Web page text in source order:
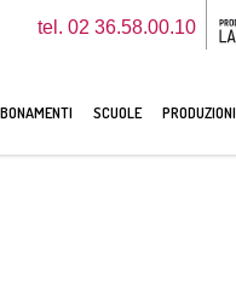
tel. 02 36.58.00.10
SCUOLE PRODUZIONI